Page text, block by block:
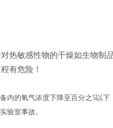
热敏感性物的干燥如生物制
有危险！
内的氧气浓度下降至百分之5以
验室事故。